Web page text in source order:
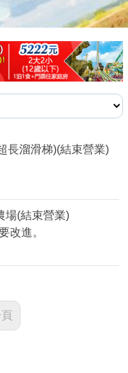
長溜滑梯)(結束營業)
場(結束營業)
改進。